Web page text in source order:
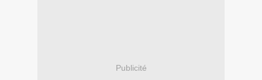
Publicité